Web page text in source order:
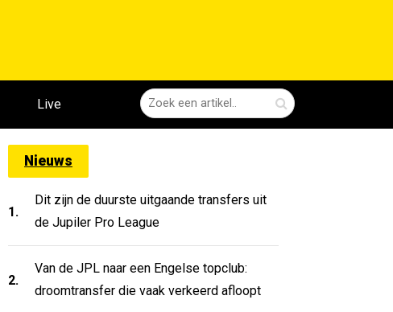
Live
Nieuws
1.
Dit zijn de duurste uitgaande transfers uit
de Jupiler Pro League
2.
Van de JPL naar een Engelse topclub:
droomtransfer die vaak verkeerd afloopt